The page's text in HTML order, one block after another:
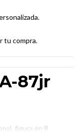
tu compra.
87jr
figura en 8